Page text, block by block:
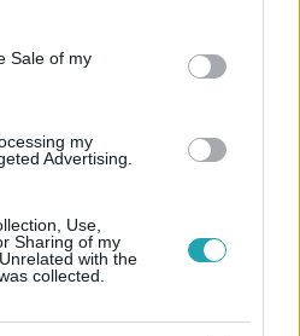
purposes in below Google
Sale of my
my
Advertising.
Use,
Sharing of my
with the
collected.